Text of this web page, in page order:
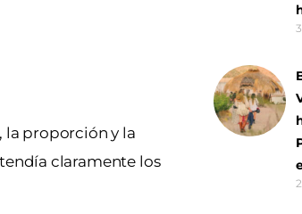
la proporción y la
claramente los